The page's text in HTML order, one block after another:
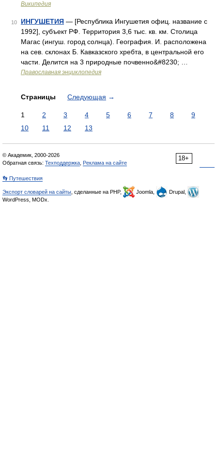
Википедия
10 ИНГУШЕТИЯ — [Республика Ингушетия офиц. название с
1992], субъект РФ. Территория 3,6 тыс. кв. км. Столица
Магас (ингуш. город солнца). География. И. расположена
на сев. склонах Б. Кавказского хребта, в центральной его
части. Делится на 3 природные почвенно&#8230; …
Православная энциклопедия
Страницы Следующая →
1 2 3 4 5 6 7 8
9
10
11 12 13
18+
© Академик, 2000-2026
Обратная связь: Техподдержка Реклама на сайте
👣 Путешествия
Экспорт словарей на сайты , сделанные на PHP, Joomla,
Drupal,
WordPress, MODx.